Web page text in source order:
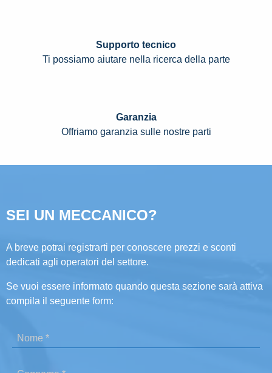
Supporto tecnico
Ti possiamo aiutare nella ricerca della parte
Garanzia
Offriamo garanzia sulle nostre parti
SEI UN MECCANICO?
A breve potrai registrarti per conoscere prezzi e sconti
dedicati agli operatori del settore.
Se vuoi essere informato quando questa sezione sarà attiva
compila il seguente form: